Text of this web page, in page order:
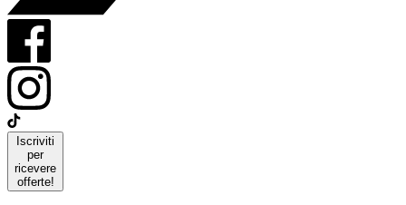
Iscriviti
per
ricevere
offerte!